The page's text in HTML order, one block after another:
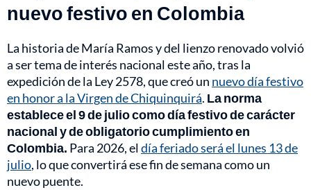
nuevo festivo en Colombia
La historia de María Ramos y del lienzo renovado volvió
a ser tema de interés nacional este año, tras la
expedición de la Ley 2578, que creó un nuevo día festivo
en honor a la Virgen de Chiquinquirá. La norma
establece el 9 de julio como día festivo de carácter
nacional y de obligatorio cumplimiento en
Colombia. Para 2026, eldía feriado será el lunes 13 de
julio, lo que convertirá ese fin de semana como un
nuevo puente.